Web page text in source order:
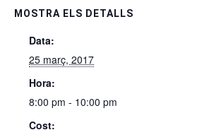
MOSTRA ELS DETALLS
Data:
25 març, 2017
Hora:
8:00 pm - 10:00 pm
Cost: